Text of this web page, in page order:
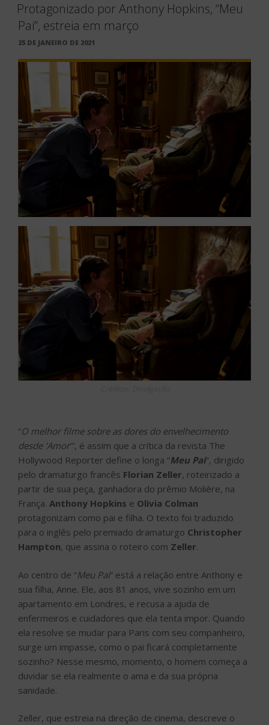
Protagonizado por Anthony Hopkins, “Meu
Pai”, estreia em março
PUBLICADO
25 DE JANEIRO DE 2021
“O melhor filme sobre as dores do envelhecimento
desde ‘Amor‘”, é assim que a crítica da revista The
Hollywood Reporter define o longa “Meu Pai“, dirigido
pelo dramaturgo francês Florian Zeller, roteirizado a
partir de sua peça, ganhadora do prêmio Molière, na
França. Anthony Hopkins e Olivia Colman
protagonizam como pai e filha. O texto foi traduzido
para o inglês pelo premiado dramaturgo Christopher
Hampton, que assina o roteiro com Zeller.
Ao centro de “Meu Pai” está a relação entre Anthony e
sua filha, Anne. Ele, aos 81 anos, vive sozinho em um
apartamento em Londres, e recusa a ajuda de
enfermeiros e cuidadores que ela tenta impor. Quando
ela resolve se mudar para Paris com seu companheiro,
surge um impasse, como o pai ficará completamente
sozinho? Nesse mesmo, momento, o homem começa a
duvidar se ela realmente o ama e da sua própria
sanidade.
Zeller, que estreia na direção de cinema, descreve o